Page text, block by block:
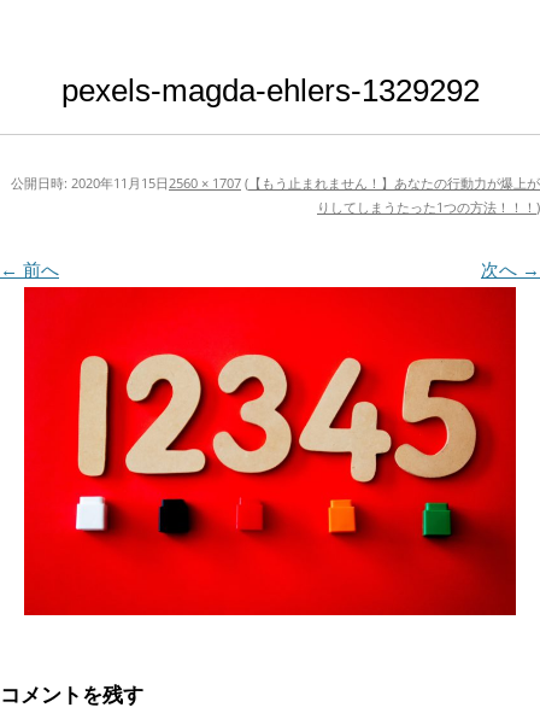
pexels-magda-ehlers-1329292
公開日時: 2020年11月15日2560 × 1707 ( 【もう止まれません！】あなたの行動力が爆上が
りしてしまうたった1つの方法！！！ )
← 前へ 次へ →
コメントを残す